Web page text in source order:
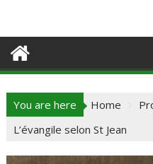
You are here Home
L’évangile selon St Jean